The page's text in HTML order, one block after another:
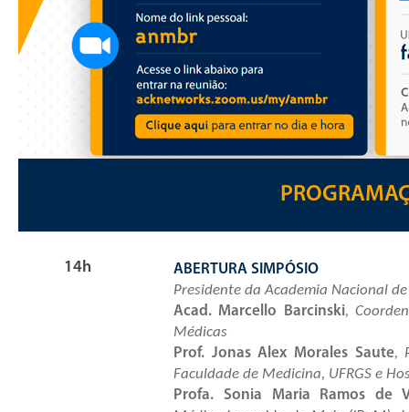
14h
ABERTURA SIMPÓSIO
Presidente da Academia Nacional
Acad. Marcello Barcinski,
Médicas
Prof. Jonas Alex Morales Saute,
Faculdade de Medicina, UFRGS e
Profa. Sonia Maria Ramos de